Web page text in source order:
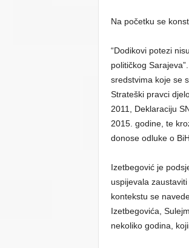
Na početku se
“Dodikovi potezi
političkog
sredstvima koje se
Strateški pravci
2011, Deklaraciju
2015. godine, te
donose odluke o
Izetbegović je
uspijevala
kontekstu se
Izetbegovića,
nekoliko godina,